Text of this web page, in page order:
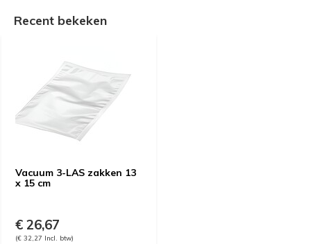
Recent bekeken
Vacuum 3-LAS zakken 13
x 15 cm
€ 26,67
(€ 32,27 Incl. btw)